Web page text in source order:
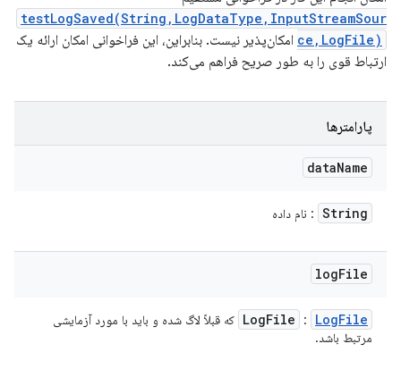
testLogSaved(String,LogDataType,InputStreamSour
ce,LogFile) امکان‌پذیر نیست. بنابراین، این فراخوانی امکان ارائه یک
ارتباط قوی را به طور صریح فراهم می‌کند.
پارامترها
dataName
String : نام داده
logFile
LogFile : LogFile
که قبلاً لاگ شده و باید با مورد آزمایشی
مرتبط باشد.